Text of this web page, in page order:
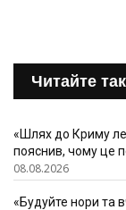
Читайте
«Шлях до Криму
пояснив, чому це
08.08.2026
«Будуйте нори та